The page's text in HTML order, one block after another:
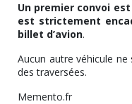
Un premier convoi
est strictement
billet d’avion.
Aucun autre véhicule
des traversées.
Memento.fr